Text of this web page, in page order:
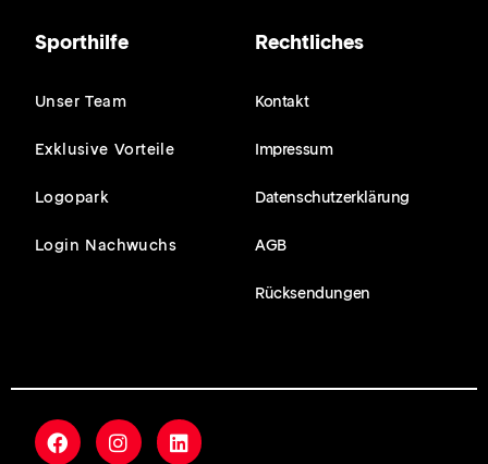
Sporthilfe
Unser Team
Exklusive Vorteile
Logopark
Login Nachwuchs
Rechtliches
Kontakt
Impressum
Datenschutzerklärung
AGB
Rücksendungen